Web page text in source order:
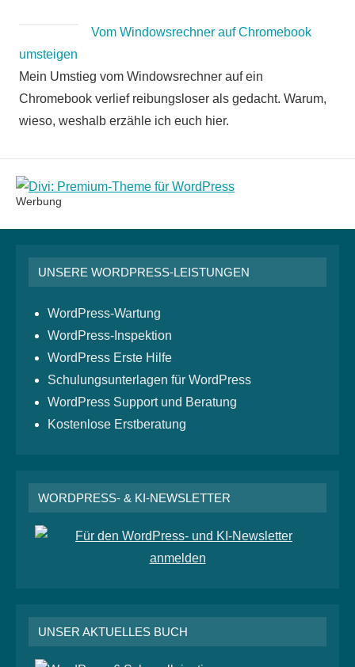
Vom Windowsrechner auf Chromebook
umsteigen
Mein Umstieg vom Windowsrechner auf ein
Chromebook verlief reibungsloser als gedacht. Warum,
wieso, weshalb erzähle ich euch hier.
Werbung
UNSERE WORDPRESS-LEISTUNGEN
WordPress-Wartung
WordPress-Inspektion
WordPress Erste Hilfe
Schulungsunterlagen für WordPress
WordPress Support und Beratung
Kostenlose Erstberatung
WORDPRESS- & KI-NEWSLETTER
UNSER AKTUELLES BUCH